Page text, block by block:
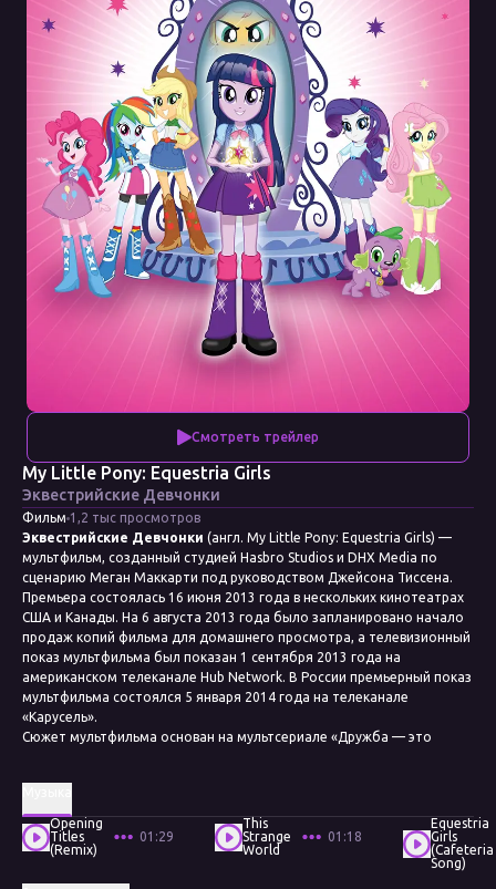
Смотреть трейлер
My Little Pony: Equestria Girls
Эквестрийские Девчонки
Фильм 1,2 тыс просмотров
Эквестрийские Девчонки (англ. My Little Pony: Equestria Girls) —
мультфильм, созданный студией Hasbro Studios и DHX Media по
сценарию Меган Маккарти под руководством Джейсона Тиссена.
Премьера состоялась 16 июня 2013 года в нескольких кинотеатрах
США и Канады. На 6 августа 2013 года было запланировано начало
продаж копий фильма для домашнего просмотра, а телевизионный
показ мультфильма был показан 1 сентября 2013 года на
американском телеканале Hub Network. В России премьерный показ
мультфильма состоялся 5 января 2014 года на телеканале
«Карусель».
Сюжет мультфильма основан на мультсериале «Дружба — это
продуктов My Little Pony, включающее человекоподобных главных
героев.
Действия фильма происходят после событий третьего сезона: у
Opening
Titles
(Remix)
01:29
This
Strange
World
01:18
Equestria
Girls
(Cafeteria
Song)